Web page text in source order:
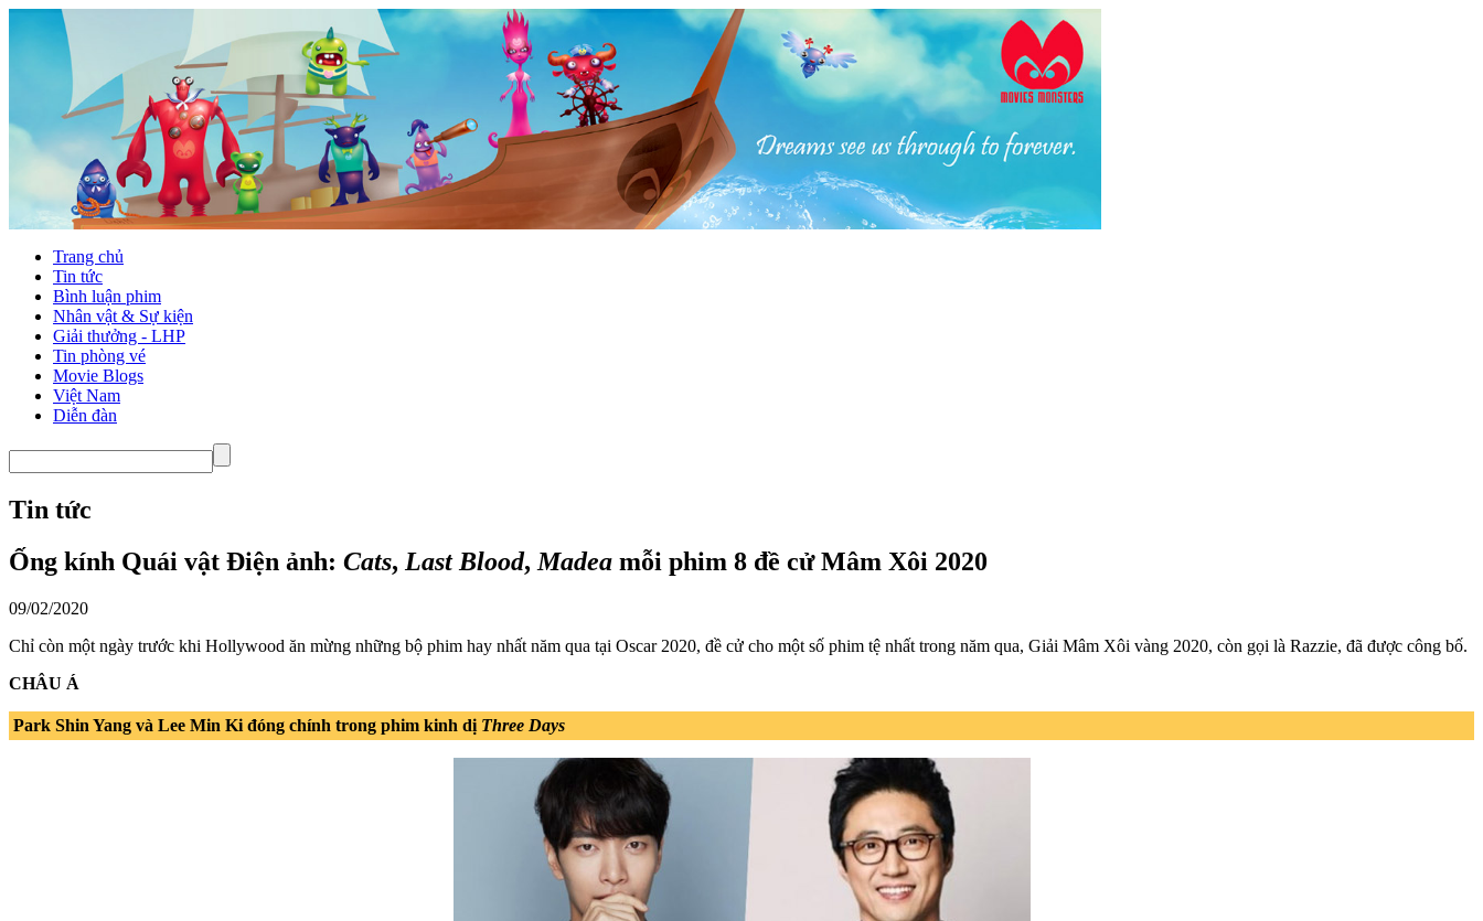
Trang chủ
Tin tức
Bình luận phim
Nhân vật & Sự kiện
Giải thưởng - LHP
Tin phòng vé
Movie Blogs
Việt Nam
Diễn đàn
Tin tức
Ống kính Quái vật Điện ảnh: Cats, Last Blood, Madea mỗi phim 8 đề cử Mâm Xôi 2020
09/02/2020
Chỉ còn một ngày trước khi Hollywood ăn mừng những bộ phim hay nhất năm qua tại Oscar 2020, đề cử cho một số phim tệ nhất trong năm qua, Giải Mâm Xôi vàng 2020, còn gọi là Razzie, đã được công bố.
CHÂU Á
Park Shin Yang và Lee Min Ki đóng chính trong phim kinh dị Three Days